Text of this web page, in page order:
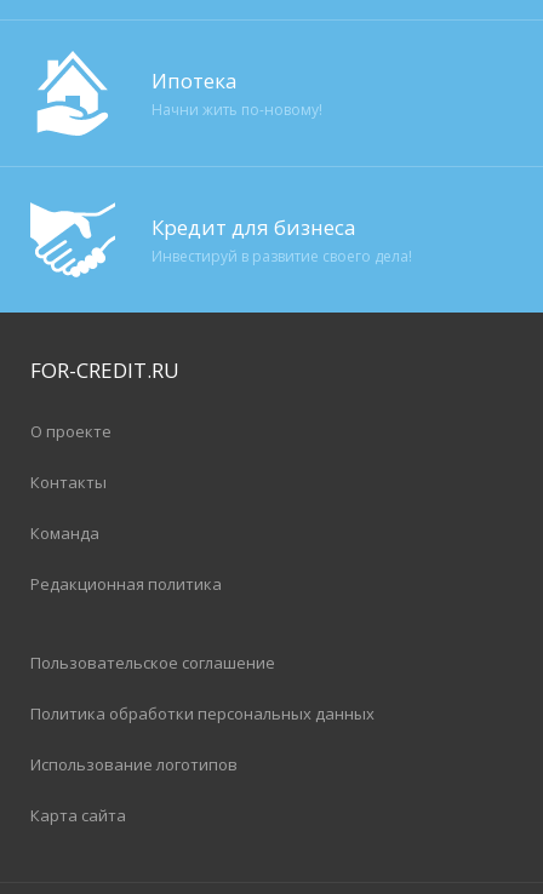
Ипотека
Начни жить по-новому!
Кредит для бизнеса
Инвестируй в развитие своего дела!
FOR-CREDIT.RU
О проекте
Контакты
Команда
Редакционная политика
Пользовательское соглашение
Политика обработки персональных данных
Использование логотипов
Карта сайта